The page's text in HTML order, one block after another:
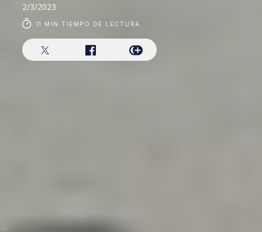
2/3/2023
11 MIN TIEMPO DE LECTURA